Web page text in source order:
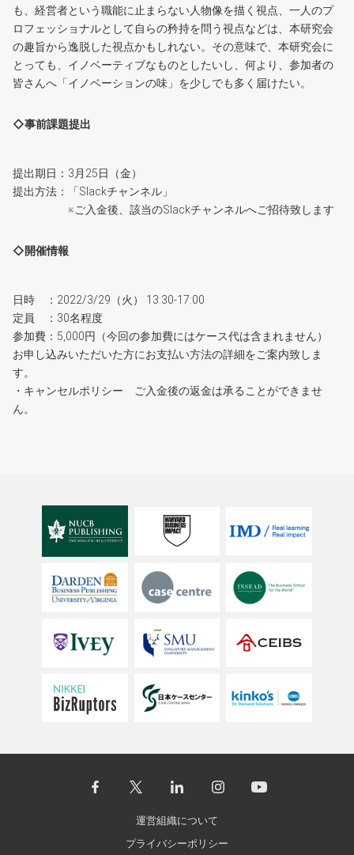
も、経営者という職能に止まらない人物像を描く視点、一人のプ
ロフェッショナルとして自らの矜持を問う視点などは、本研究会
の趣旨から逸脱した視点かもしれない。その意味で、本研究会に
とっても、イノベーティブなものとしたいし、何より、参加者の
皆さんへ「イノベーションの味」を少しでも多く届けたい。
◇事前課題提出
提出期日：3月25日（金）
提出方法：「Slackチャンネル」
※ご入金後、該当のSlackチャンネルへご招待致します
◇開催情報
日時 ：2022/3/29（火） 13:30-17:00
定員 ：30名程度
参加費：5,000円（今回の参加費にはケース代は含まれません）
お申し込みいただいた方にお支払い方法の詳細をご案内致しま
す。
・キャンセルポリシー ご入金後の返金は承ることができませ
ん。
運営組織について
プライバシーポリシー